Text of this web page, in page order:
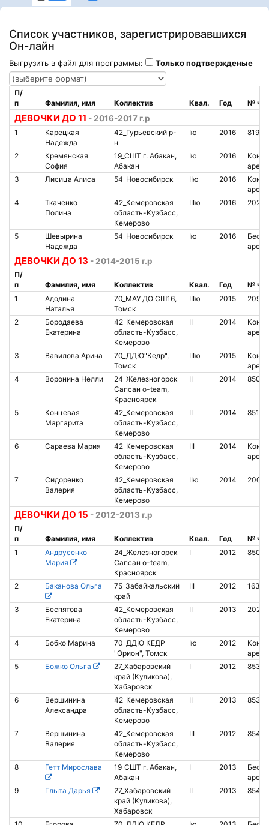
Список участников, зарегистрировавшихся
Он-лайн
Выгрузить в файл для программы: Только подтвержденые
ДЕВОЧКИ ДО 11 - 2016-2017 г.р
П/
п
Фамилия, имя Коллектив Квал. Год №
1
Карецкая
Надежда
42_Гурьевский р-
н
Iю 2016
2
Кремянская
София
19_СШТ г. Абакан,
Абакан
Iю 2016
3
Лисица Алиса 54_Новосибирск IIю 2016
4
Ткаченко
Полина
42_Кемеровская
область-Кузбасс,
Кемерово
IIIю 2016
5
Шевырина
Надежда
54_Новосибирск Iю 2016
ДЕВОЧКИ ДО 13 - 2014-2015 г.р
П/
п
Фамилия, имя Коллектив Квал. Год
№
1
Адодина
Наталья
70_МАУ ДО СШ16,
Томск
IIIю 2015
2
Бородаева
Екатерина
42_Кемеровская
область-Кузбасс,
Кемерово
II 2014
3 Вавилова Арина
70_ДДЮ"Кедр",
Томск
IIIю 2015
4
Воронина Нелли
24_Железногорск
Сапсан o-team,
Красноярск
II 2014
5
Концевая
Маргарита
42_Кемеровская
область-Кузбасс,
Кемерово
II 2014
6 Сараева Мария
42_Кемеровская
область-Кузбасс,
Кемерово
III 2014
7
Сидоренко
Валерия
42_Кемеровская
область-Кузбасс,
Кемерово
IIю 2014
ДЕВОЧКИ ДО 15 - 2012-2013 г.р
П/
п
Фамилия, имя Коллектив Квал. Год
№
1
Андрусенко
Мария
24_Железногорск
Сапсан o-team,
Красноярск
I 2012
2 Баканова Ольга
75_Забайкальский
край
III 2012
3
Беспятова
Екатерина
42_Кемеровская
область-Кузбасс,
Кемерово
II 2013
4 Бобко Марина
70_ДДЮ КЕДР
"Орион", Томск
Iю 2012
5
Божко Ольга
27_Хабаровский
край (Куликова),
Хабаровск
I 2012
6
Вершинина
Александра
42_Кемеровская
область-Кузбасс,
Кемерово
II 2013
7
Вершинина
Валерия
42_Кемеровская
область-Кузбасс,
Кемерово
III 2012
8 Гетт Мирослава
19_СШТ г. Абакан,
Абакан
I 2013
9
Глыта Дарья
27_Хабаровский
край (Куликова),
Хабаровск
II 2013